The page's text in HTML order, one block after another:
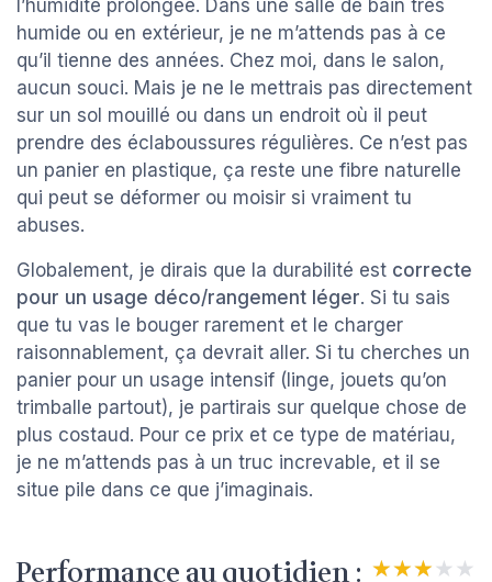
l’humidité prolongée. Dans une salle de bain très
humide ou en extérieur, je ne m’attends pas à ce
qu’il tienne des années. Chez moi, dans le salon,
aucun souci. Mais je ne le mettrais pas directement
sur un sol mouillé ou dans un endroit où il peut
prendre des éclaboussures régulières. Ce n’est pas
un panier en plastique, ça reste une fibre naturelle
qui peut se déformer ou moisir si vraiment tu
abuses.
Globalement, je dirais que la durabilité est correcte
pour un usage déco/rangement léger. Si tu sais
que tu vas le bouger rarement et le charger
raisonnablement, ça devrait aller. Si tu cherches un
panier pour un usage intensif (linge, jouets qu’on
trimballe partout), je partirais sur quelque chose de
plus costaud. Pour ce prix et ce type de matériau,
je ne m’attends pas à un truc increvable, et il se
situe pile dans ce que j’imaginais.
Performance au quotidien : ★★★★★
★★★★★